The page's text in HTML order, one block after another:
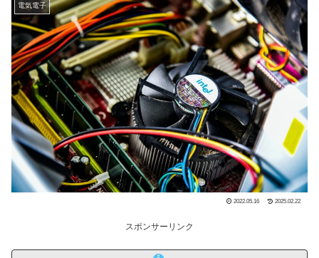
電気電子
2022.05.16 2025.02.22
スポンサーリンク